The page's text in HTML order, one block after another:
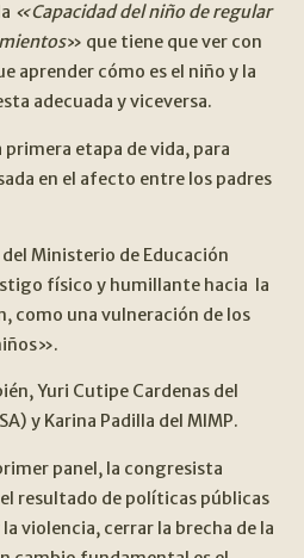
«Capacidad del niño de regular
» que tiene que ver con
aprender cómo es el niño y la
adecuada y viceversa.
primera etapa de vida, para
en el afecto entre los padres
del Ministerio de Educación
físico y humillante hacia la
como una vulneración de los
Yuri Cutipe Cardenas del
y Karina Padilla del MIMP.
panel, la congresista
resultado de políticas públicas
violencia, cerrar la brecha de la